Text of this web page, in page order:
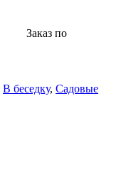
Заказ по
В беседку, Садовые